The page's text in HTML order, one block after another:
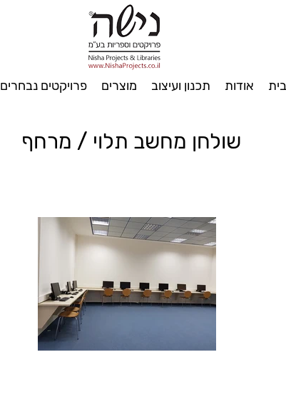
אודות תכנון ועיצוב מוצרים פרויקטים נבחרים
שולחן מחשב תלוי / מרחף